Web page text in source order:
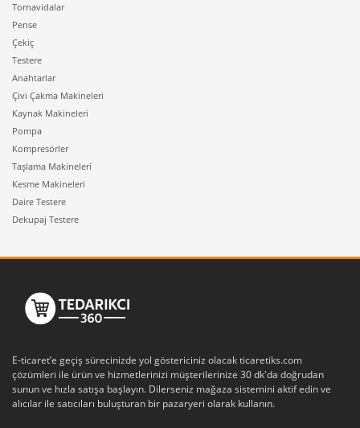
Tornavidalar
Pense
Çekiç
Testere
Anahtarlar
Çivi Çakma Makineleri
Kaynak Makineleri
Pompa
Kompresörler
Taşlama Makineleri
Kesme Makineleri
Daire Testere
Dekupaj Testere
E-ticaret’e geçiş sürecinizde yol göstericiniz olacak ticaretiks.com
çözümleri ile ürün ve hizmetlerinizi müşterilerinize 30 dk'da doğrudan
sunun ve hızla satışa başlayın. Dilerseniz mağaza sistemini aktif edin ve
alıcılar ile satıcıları buluşturan bir pazaryeri olarak kullanın.